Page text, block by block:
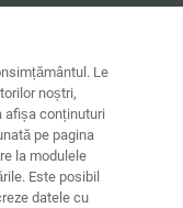
Protecţia
datelor
Le
noștri,
afișa conținuturi
pe pagina
la modulele
Este posibil
datele cu